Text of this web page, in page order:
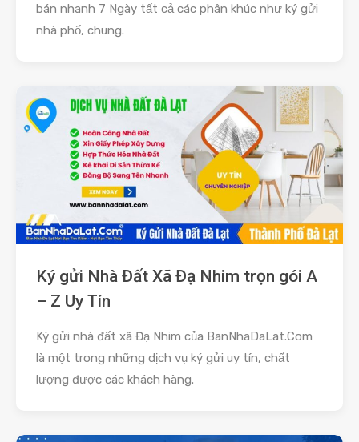
bán nhanh 7 Ngày tất cả các phân khúc như ký gửi
nhà phố, chung.
Ký gửi Nhà Đất Xã Đạ Nhim trọn gói A
– Z Uy Tín
Ký gửi nhà đất xã Đạ Nhim của BanNhaDaLat.Com
là một trong những dịch vụ ký gửi uy tín, chất
lượng được các khách hàng.